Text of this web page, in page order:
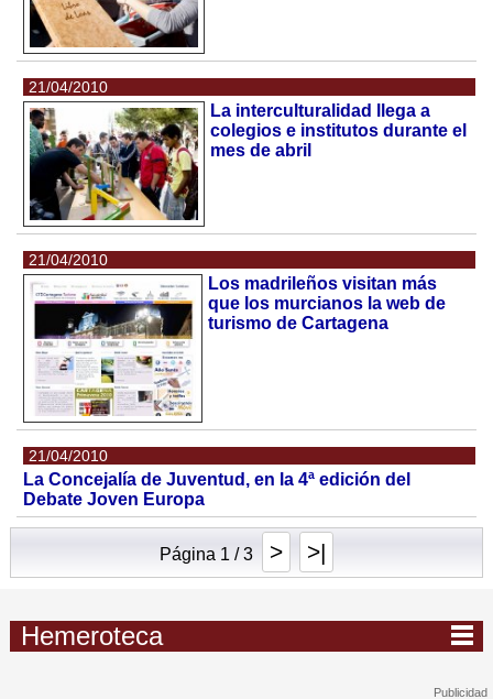
21/04/2010
La interculturalidad llega a
colegios e institutos durante el
mes de abril
21/04/2010
Los madrileños visitan más
que los murcianos la web de
turismo de Cartagena
21/04/2010
La Concejalía de Juventud, en la 4ª edición del
Debate Joven Europa
Página 1 / 3 > >|
Hemeroteca